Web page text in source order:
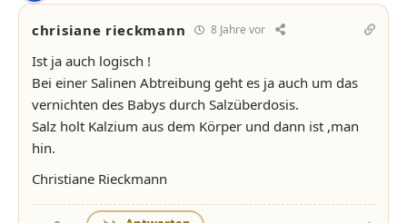
chrisiane rieckmann 8 Jahre vor
Ist ja auch logisch !
Bei einer Salinen Abtreibung geht es ja auch um das
vernichten des Babys durch Salzüberdosis.
Salz holt Kalzium aus dem Körper und dann ist ,man
hin.
Christiane Rieckmann